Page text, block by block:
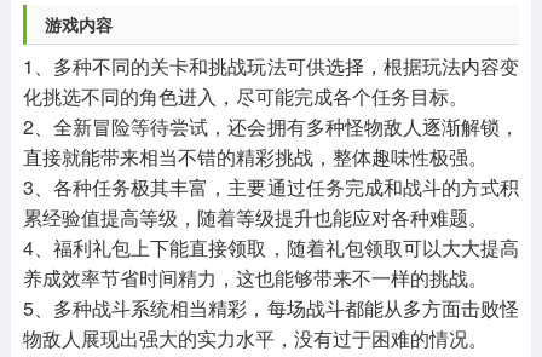
游戏内容
1、多种不同的关卡和挑战玩法可供选择，根据玩法内容变
化挑选不同的角色进入，尽可能完成各个任务目标。
2、全新冒险等待尝试，还会拥有多种怪物敌人逐渐解锁，
直接就能带来相当不错的精彩挑战，整体趣味性极强。
3、各种任务极其丰富，主要通过任务完成和战斗的方式积
累经验值提高等级，随着等级提升也能应对各种难题。
4、福利礼包上下能直接领取，随着礼包领取可以大大提高
养成效率节省时间精力，这也能够带来不一样的挑战。
5、多种战斗系统相当精彩，每场战斗都能从多方面击败怪
物敌人展现出强大的实力水平，没有过于困难的情况。